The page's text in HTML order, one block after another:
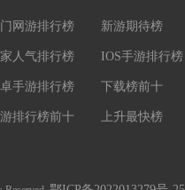
网游排行榜 新游期待榜
人气排行榜 IOS手游排行榜
手游排行榜 下载榜前十
排行榜前十 上升最快榜